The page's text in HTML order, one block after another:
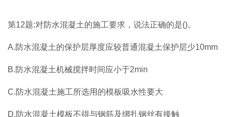
第12题:对防水混凝土的施工要求，说法正确的是()。
A.防水混凝土的保护层厚度应较普通混凝土保护层少10mm
B.防水混凝土机械搅拌时间应小于2min
C.防水混凝土施工所选用的模板吸水性要大
D.防水混凝土模板不得与钢筋及绑扎钢丝有接触